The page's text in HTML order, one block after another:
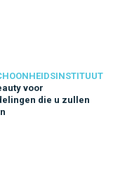
voor
die u zullen
zullen bekoren